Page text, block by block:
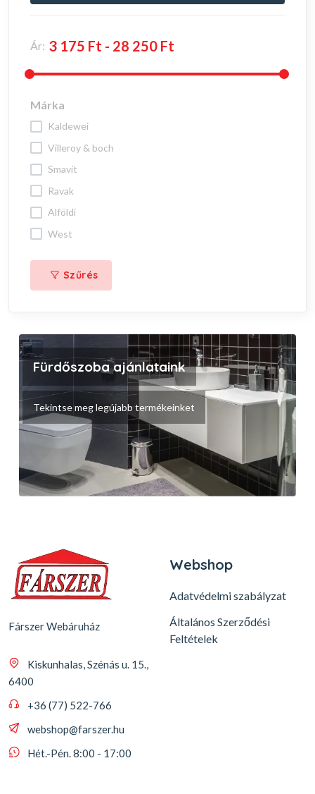
Ár:
Márka
kaldewei
villeroy & boch
smavit
ravak
alföldi
west
Szűrés
Fürdőszoba ajánlataink
Tekintse meg legújabb termékeinket
Fárszer Webáruház
Kiskunhalas, Szénás u. 15.,
6400
+36 (77) 522-766
webshop@farszer.hu
Hét.-Pén. 8:00 - 17:00
Webshop
Adatvédelmi szabályzat
Általános Szerződési
Feltételek